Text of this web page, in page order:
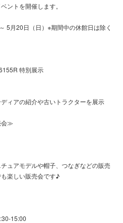
ントを開催します。
月20日（日）※期間中の休館日は除く
特別展示
ィアの紹介や古いトラクターを展示
会≫
ュアモデルや帽子、つなぎなどの販売
楽しい販売会です♪
15:00